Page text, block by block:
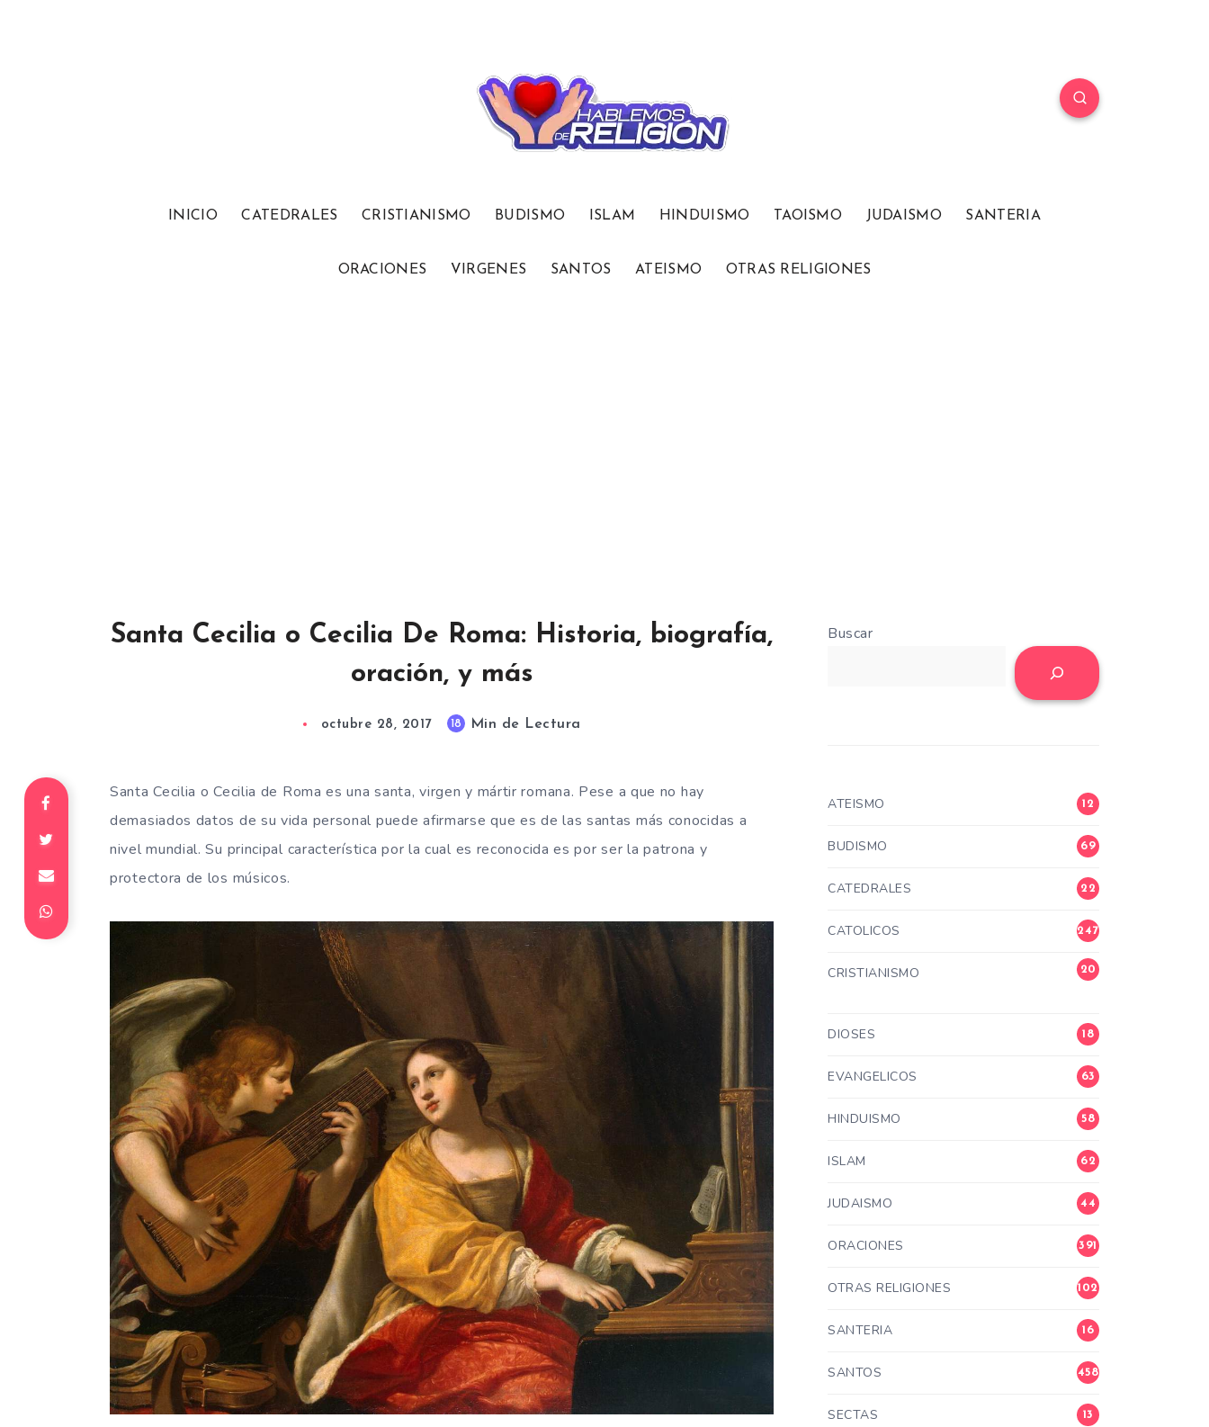
INICIO CATEDRALES CRISTIANISMO BUDISMO ISLAM HINDUISMO TAOISMO JUDAISMO SANTERIA
ORACIONES VIRGENES SANTOS ATEISMO OTRAS RELIGIONES
Santa Cecilia o Cecilia De Roma: Historia, biografía,
oración, y más
octubre 28, 2017 18 Min de Lectura
Santa Cecilia o Cecilia de Roma es una santa, virgen y mártir romana. Pese a que no hay
demasiados datos de su vida personal puede afirmarse que es de las santas más conocidas a
nivel mundial. Su principal característica por la cual es reconocida es por ser la patrona y
protectora de los músicos.
Buscar
ATEISMO 12
BUDISMO 69
CATEDRALES 22
CATOLICOS 247
CRISTIANISMO
20
DIOSES 18
EVANGELICOS 63
HINDUISMO 58
ISLAM 62
JUDAISMO 44
ORACIONES 391
OTRAS RELIGIONES 102
SANTERIA 16
SANTOS 458
SECTAS 13